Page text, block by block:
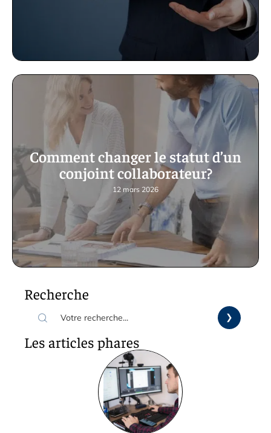
Comment changer le statut d’un
conjoint collaborateur?
12 mars 2026
Recherche
Les articles phares